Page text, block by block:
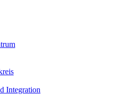
Integration